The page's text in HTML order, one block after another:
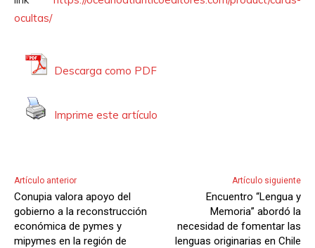
i
o
ocultas/
Descarga como PDF
Imprime este artículo
Artículo anterior
Conupia valora apoyo del
gobierno a la reconstrucción
económica de pymes y
mipymes en la región de
Artículo siguiente
Encuentro “Lengua y
Memoria” abordó la
necesidad de fomentar las
lenguas originarias en Chile